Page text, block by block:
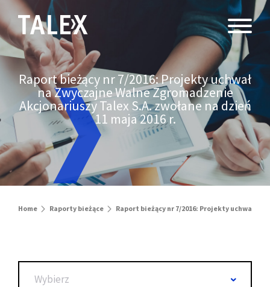
Raport bieżący nr 7/2016: Projekty uchwał
na Zwyczajne Walne Zgromadzenie
Akcjonariuszy Talex S.A. zwołane na dzień
11 maja 2016 r.
Home Raporty bieżące Raport bieżący nr 7/2016: Projekty uchwał na
Wybierz